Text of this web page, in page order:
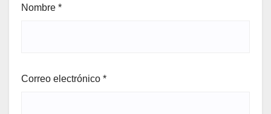
Nombre *
Correo electrónico *